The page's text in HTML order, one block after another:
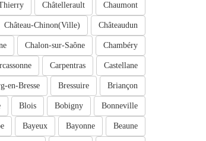
Chaumont
Châtellerault
Châteaudun
Château-Chinon(Ville)
Chambéry
Chalon-sur-Saône
Castellane
Carpentras
Briançon
Bressuire
en-Bresse
Bonneville
Bobigny
Blois
Beaune
Bayonne
Bayeux